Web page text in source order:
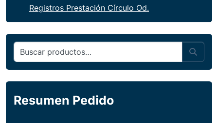
Registros Prestación Círculo Od.
Buscar por:
Resumen Pedido